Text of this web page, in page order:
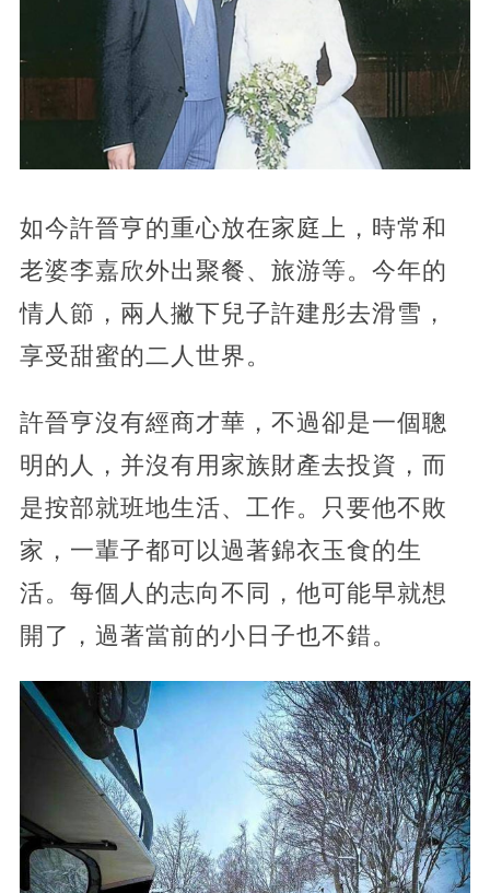
如今許晉亨的重心放在家庭上，時常和
老婆李嘉欣外出聚餐、旅游等。今年的
情人節，兩人撇下兒子許建彤去滑雪，
享受甜蜜的二人世界。
許晉亨沒有經商才華，不過卻是一個聰
明的人，并沒有用家族財產去投資，而
是按部就班地生活、工作。只要他不敗
家，一輩子都可以過著錦衣玉食的生
活。每個人的志向不同，他可能早就想
開了，過著當前的小日子也不錯。